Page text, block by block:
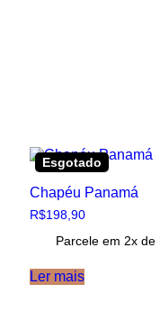
Esgotado
Chapéu Panamá
R$198,90
Parcele em 2x de
Ler mais